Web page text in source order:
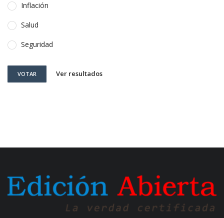
Inflación
Salud
Seguridad
VOTAR Ver resultados